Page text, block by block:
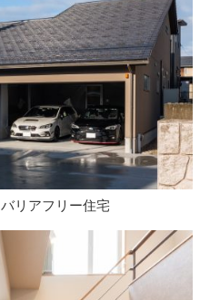
リアフリー住宅